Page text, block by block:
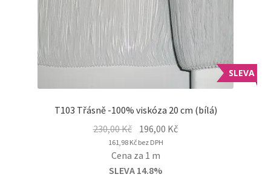
SLEVA
T103 Třásně -100% viskóza 20 cm (bílá)
230,00Kč Original
price
was:
230,00 Kč.
196,00 KčCurrent
161,98 Kčbez DPH
Cena za 1 m
SLEVA 14.8%